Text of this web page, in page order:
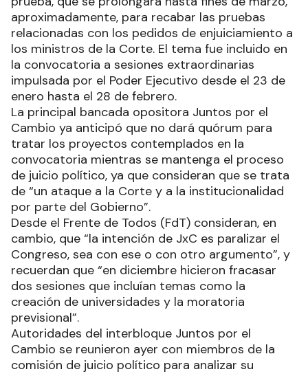
aproximadamente, para recabar las pruebas
relacionadas con los pedidos de enjuiciamiento a
los ministros de la Corte. El tema fue incluido en
la convocatoria a sesiones extraordinarias
impulsada por el Poder Ejecutivo desde el 23 de
enero hasta el 28 de febrero.
La principal bancada opositora Juntos por el
Cambio ya anticipó que no dará quórum para
tratar los proyectos contemplados en la
convocatoria mientras se mantenga el proceso
de juicio político, ya que consideran que se trata
de “un ataque a la Corte y a la institucionalidad
por parte del Gobierno”.
Desde el Frente de Todos (FdT) consideran, en
cambio, que “la intención de JxC es paralizar el
Congreso, sea con ese o con otro argumento”, y
recuerdan que “en diciembre hicieron fracasar
dos sesiones que incluían temas como la
creación de universidades y la moratoria
previsional”.
Autoridades del interbloque Juntos por el
Cambio se reunieron ayer con miembros de la
comisión de juicio político para analizar su